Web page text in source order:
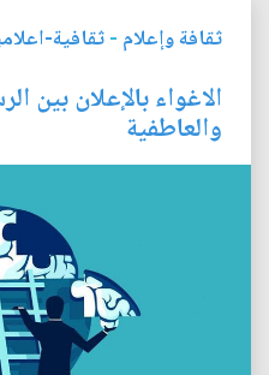
ثقافة وإعلام -ثقافية-
الاغواء بالإعلان بين
والعاطفية